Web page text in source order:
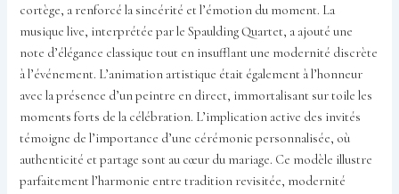
cortège, a renforcé la sincérité et l’émotion du moment. La
musique live, interprétée par le Spaulding Quartet, a ajouté une
note d’élégance classique tout en insufflant une modernité discrète
à l’événement. L’animation artistique était également à l’honneur
avec la présence d’un peintre en direct, immortalisant sur toile les
moments forts de la célébration. L’implication active des invités
témoigne de l’importance d’une cérémonie personnalisée, où
authenticité et partage sont au cœur du mariage. Ce modèle illustre
parfaitement l’harmonie entre tradition revisitée, modernité